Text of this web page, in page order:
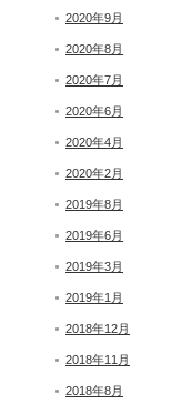
2020年9月
2020年8月
2020年7月
2020年6月
2020年4月
2020年2月
2019年8月
2019年6月
2019年3月
2019年1月
2018年12月
2018年11月
2018年8月